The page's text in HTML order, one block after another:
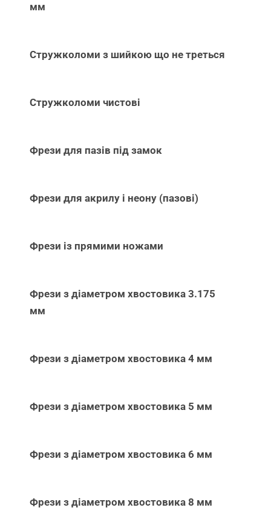
мм
Стружколоми з шийкою що не треться
Стружколоми чистові
Фрези для пазів під замок
Фрези для акрилу і неону (пазові)
Фрези із прямими ножами
Фрези з діаметром хвостовика 3.175
мм
Фрези з діаметром хвостовика 4 мм
Фрези з діаметром хвостовика 5 мм
Фрези з діаметром хвостовика 6 мм
Фрези з діаметром хвостовика 8 мм